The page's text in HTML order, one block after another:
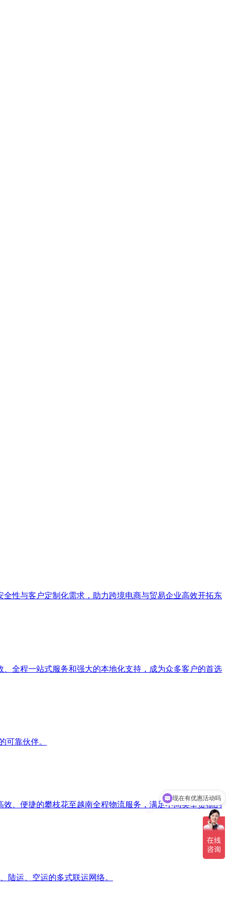
性与客户定制化需求，助力跨境电商与贸易企业高效开拓东
全程一站式服务和强大的本地化支持，成为众多客户的首选
可靠伙伴。
、便捷的攀枝花至越南全程物流服务，满足不同类型货物的
陆运、空运的多式联运网络。
可以介绍下你们的产品么